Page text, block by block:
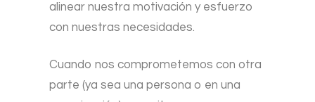
alinear nuestra motivación y esfuerzo
con nuestras necesidades.
Cuando nos comprometemos con otra
parte (ya sea una persona o en una